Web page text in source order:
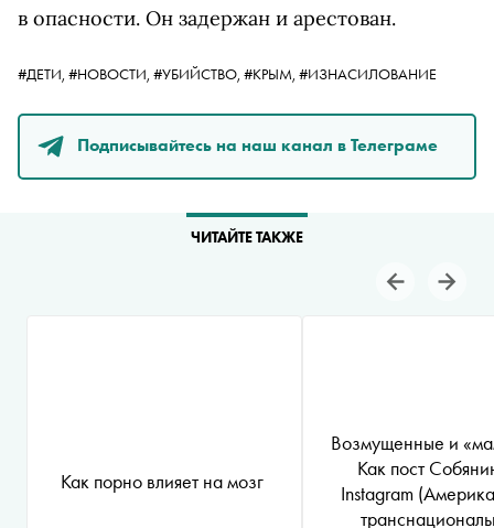
в опасности. Он задержан и арестован.
#ДЕТИ, #НОВОСТИ, #УБИЙСТВО, #КРЫМ, #ИЗНАСИЛОВАНИЕ
Подписывайтесь на наш канал в Телеграме
ЧИТАЙТЕ ТАКЖЕ
Как порно влияет на мозг
Возмущенные и
Как пост
Instagram